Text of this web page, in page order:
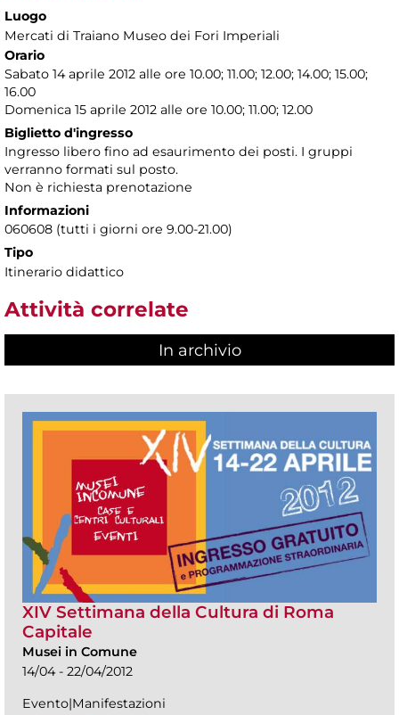
Luogo
Mercati di Traiano Museo dei Fori Imperiali
Orario
Sabato 14 aprile 2012 alle ore 10.00; 11.00; 12.00; 14.00; 15.00;
16.00
Domenica 15 aprile 2012 alle ore 10.00; 11.00; 12.00
Biglietto d'ingresso
Ingresso libero fino ad esaurimento dei posti. I gruppi
verranno formati sul posto.
Non è richiesta prenotazione
Informazioni
060608 (tutti i giorni ore 9.00-21.00)
Tipo
Itinerario didattico
Attività correlate
In archivio
XIV Settimana della Cultura di Roma
Capitale
Musei in Comune
14/04 - 22/04/2012
Evento|Manifestazioni